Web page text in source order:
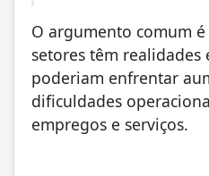
O argumento comum
setores têm realidades
poderiam enfrentar
dificuldades
empregos e serviços.